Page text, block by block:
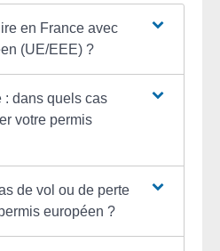
en France avec
(UE/EEE) ?
: dans quels cas
votre permis
de vol ou de perte
européen ?